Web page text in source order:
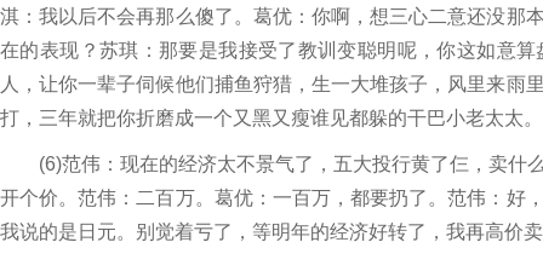
淇：我以后不会再那么傻了。葛优：你啊，想三心二意还没那
在的表现？苏琪：那要是我接受了教训变聪明呢，你这如意
人，让你一辈子伺候他们捕鱼狩猎，生一大堆孩子，风里来雨
打，三年就把你折磨成一个又黑又瘦谁见都躲的干巴小老太太。
(6)范伟：现在的经济太不景气了，五大投行黄了仨，卖什
开个价。范伟：二百万。葛优：一百万，都要扔了。范伟：好
我说的是日元。别觉着亏了，等明年的经济好转了，我再高价